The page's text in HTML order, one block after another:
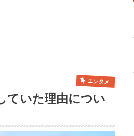
エンタメ
ていた理由につい